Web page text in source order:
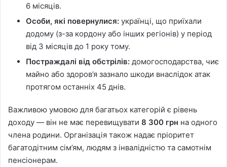
6 місяців.
Особи, які повернулися: українці, що приїхали
додому (з-за кордону або інших регіонів) у період
від 3 місяців до 1 року тому.
Постраждалі від обстрілів: домогосподарства, чиє
майно або здоров’я зазнало шкоди внаслідок атак
протягом останніх 45 днів.
Важливою умовою для багатьох категорій є рівень
доходу — він не має перевищувати 8 300 грн на одного
члена родини. Організація також надає пріоритет
багатодітним сім’ям, людям з інвалідністю та самотнім
пенсіонерам.